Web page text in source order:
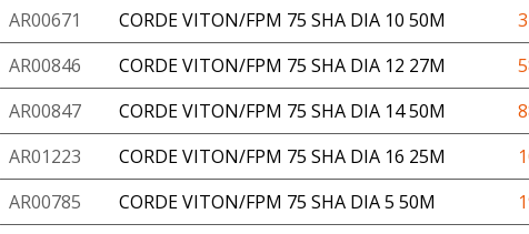
AR00671
CORDE VITON/FPM 75 SHA DIA 10 50M
AR00846 CORDE VITON/FPM 75 SHA DIA 12 27M
AR00847 CORDE VITON/FPM 75 SHA DIA 14 50M
AR01223 CORDE VITON/FPM 75 SHA DIA 16 25M
AR00785 CORDE VITON/FPM 75 SHA DIA 5 50M